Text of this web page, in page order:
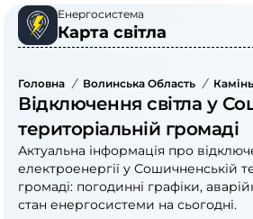
Енергосистема
Карта світла
Головна / Волинська Область /
Відключення світла у
територіальній громаді
Актуальна інформація про
електроенергії у Сошичненській
громаді: погодинні графіки,
стан енергосистеми на сьогодні.